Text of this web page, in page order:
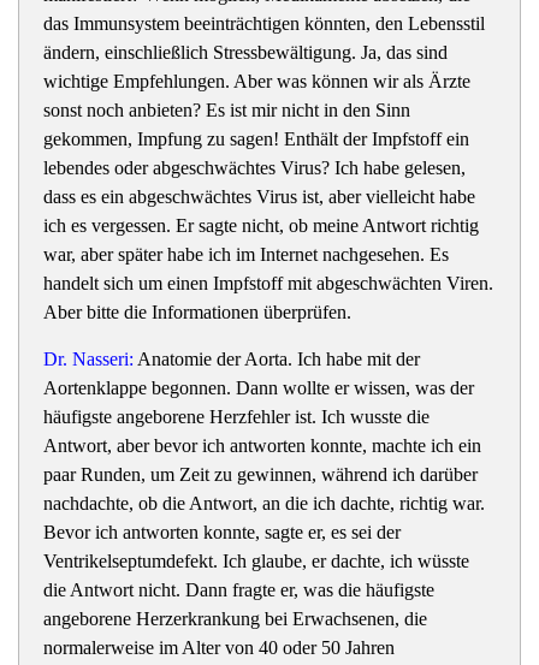
das Immunsystem beeinträchtigen könnten, den Lebensstil
ändern, einschließlich Stressbewältigung. Ja, das sind
wichtige Empfehlungen. Aber was können wir als Ärzte
sonst noch anbieten? Es ist mir nicht in den Sinn
gekommen, Impfung zu sagen! Enthält der Impfstoff ein
lebendes oder abgeschwächtes Virus? Ich habe gelesen,
dass es ein abgeschwächtes Virus ist, aber vielleicht habe
ich es vergessen. Er sagte nicht, ob meine Antwort richtig
war, aber später habe ich im Internet nachgesehen. Es
handelt sich um einen Impfstoff mit abgeschwächten Viren.
Aber bitte die Informationen überprüfen.
Dr. Nasseri: Anatomie der Aorta. Ich habe mit der
Aortenklappe begonnen. Dann wollte er wissen, was der
häufigste angeborene Herzfehler ist. Ich wusste die
Antwort, aber bevor ich antworten konnte, machte ich ein
paar Runden, um Zeit zu gewinnen, während ich darüber
nachdachte, ob die Antwort, an die ich dachte, richtig war.
Bevor ich antworten konnte, sagte er, es sei der
Ventrikelseptumdefekt. Ich glaube, er dachte, ich wüsste
die Antwort nicht. Dann fragte er, was die häufigste
angeborene Herzerkrankung bei Erwachsenen, die
normalerweise im Alter von 40 oder 50 Jahren